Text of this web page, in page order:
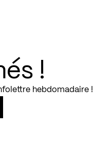
!
hebdomadaire !